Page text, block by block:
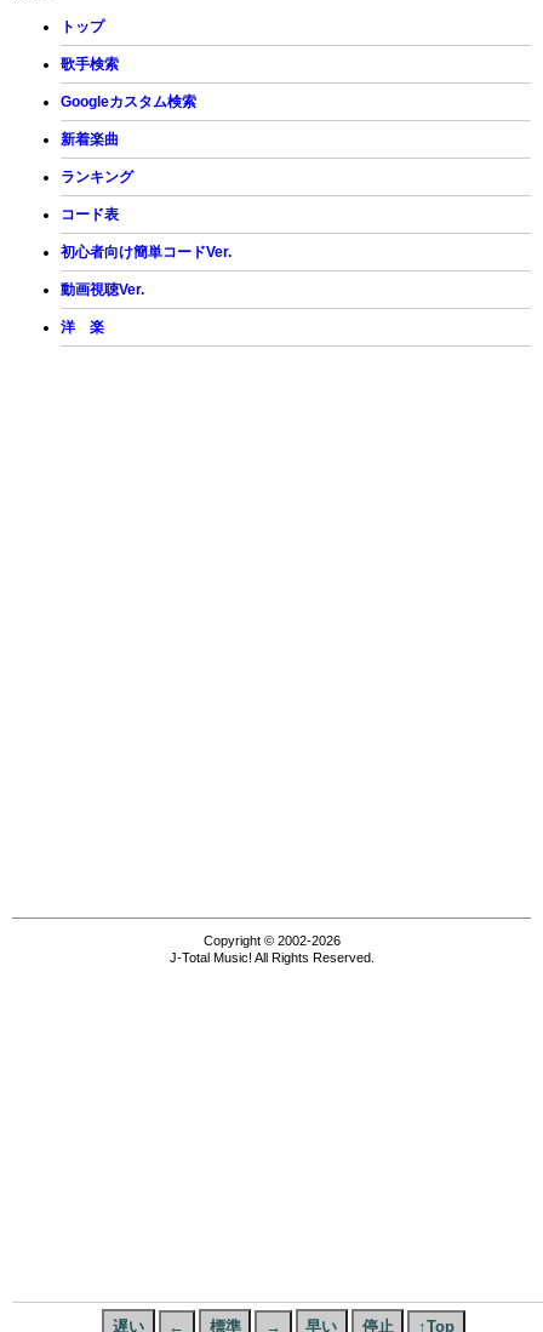
トップ
歌手検索
Googleカスタム検索
新着楽曲
ランキング
コード表
初心者向け簡単コードVer.
動画視聴Ver.
洋 楽
Copyright © 2002-2026
J-Total Music! All Rights Reserved.